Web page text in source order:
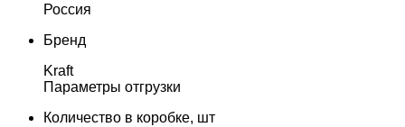
Россия
Бренд
Kraft
Параметры отгрузки
Количество в коробке, шт